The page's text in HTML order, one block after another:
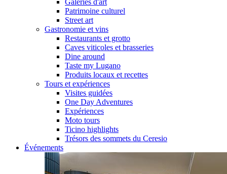
Galeries d'art
Patrimoine culturel
Street art
Gastronomie et vins
Restaurants et grotto
Caves viticoles et brasseries
Dine around
Taste my Lugano
Produits locaux et recettes
Tours et expériences
Visites guidées
One Day Adventures
Expériences
Moto tours
Ticino highlights
Trésors des sommets du Ceresio
Événements